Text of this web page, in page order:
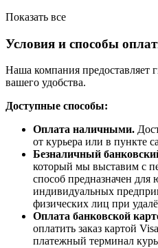
Показать все
Условия и способы
Наша компания предоставляет
вашего удобства.
Доступные способы:
Оплата наличными.
от курьера или в пункте
Безналичный
который мы выставим с
способ предназначен
индивидуальных
физических лиц при
Оплата банковской
оплатить заказ картой
платежный терминал